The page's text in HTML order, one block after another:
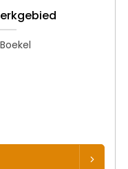
Boekel